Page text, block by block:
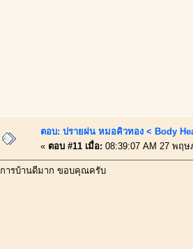
ตอบ: ปรายฝน หมอคิวทอง < Body
« ตอบ #11 เมื่อ: 08:39:07 AM 27 พฤ
การบ้านดีมาก ขอบคุณครับ